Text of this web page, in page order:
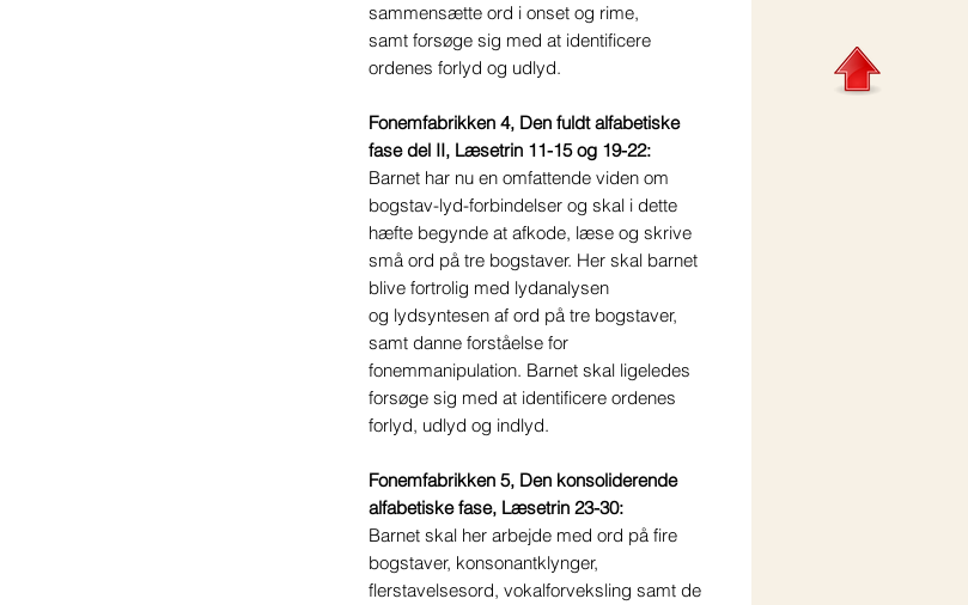
sammensætte ord i onset og rime,
samt forsøge sig med at identificere
ordenes forlyd og udlyd.
Fonemfabrikken 4, Den fuldt alfabetiske
fase del II, Læsetrin 11-15 og 19-22:
Barnet har nu en omfattende viden om
bogstav-lyd-forbindelser og skal i dette
hæfte begynde at afkode, læse og skrive
små ord på tre bogstaver. Her skal barnet
blive fortrolig med lydanalysen
og lydsyntesen af ord på tre bogstaver,
samt danne forståelse for
fonemmanipulation. Barnet skal ligeledes
forsøge sig med at identificere ordenes
forlyd, udlyd og indlyd.
Fonemfabrikken 5, Den konsoliderende
alfabetiske fase, Læsetrin 23-30:
Barnet skal her arbejde med ord på fire
bogstaver, konsonantklynger,
flerstavelsesord, vokalforveksling samt de